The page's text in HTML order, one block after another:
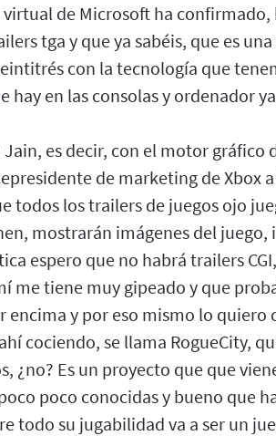
de Microsoft ha
tga y que ya sabéis, que es
con la tecnología que
hay en las consolas y ordenador
Jain, es decir, con el motor gráfico
de marketing de Xbox
todos los trailers de juegos ojo
mostrarán imágenes del
espero que no habrá trailers
me tiene muy gipeado y que
encima y por eso mismo lo
cociendo, se llama RogueCity,
¿no? Es un proyecto que que
poco conocidas y bueno que
todo su jugabilidad va a ser un